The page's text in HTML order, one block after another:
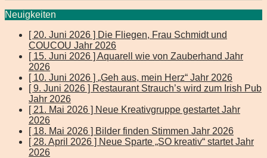
Neuigkeiten
[ 20. Juni 2026 ] Die Fliegen, Frau Schmidt und
COUCOU Jahr 2026
[ 15. Juni 2026 ] Aquarell wie von Zauberhand Jahr
2026
[ 10. Juni 2026 ] „Geh aus, mein Herz“ Jahr 2026
[ 9. Juni 2026 ] Restaurant Strauch’s wird zum Irish Pub
Jahr 2026
[ 21. Mai 2026 ] Neue Kreativgruppe gestartetJahr
2026
[ 18. Mai 2026 ] Bilder finden Stimmen Jahr 2026
[ 28. April 2026 ] Neue Sparte „SO kreativ“ startetJahr
2026